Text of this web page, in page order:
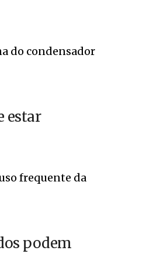
do condensador
estar
frequente da
podem